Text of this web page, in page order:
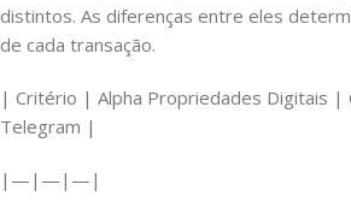
distintos. As diferenças entre eles
de cada transação.
| Critério | Alpha Propriedades Digitais |
Telegram |
|—|—|—|